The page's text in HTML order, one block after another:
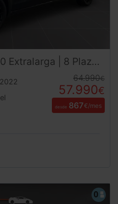
Extralarga | 8 Plazas Premium | 4x4 | DESDE 867 €/mes
64.990€
57.990€
desde 867€/mes